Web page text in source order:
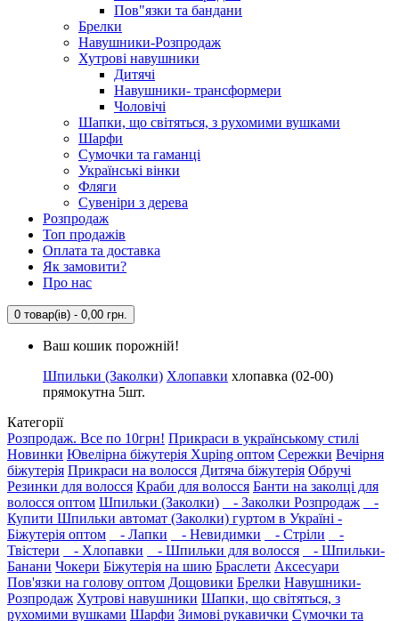
Пов"язки та бандани
Брелки
Навушники-Розпродаж
Хутрові навушники
Дитячі
Навушники- трансформери
Чоловічі
Шапки, що світяться, з рухомими вушками
Шарфи
Сумочки та гаманці
Українські вінки
Фляги
Сувеніри з дерева
Розпродаж
Топ продажів
Оплата та доставка
Як замовити?
Про нас
0 товар(ів) - 0,00 грн.
Ваш кошик порожній!
Шпильки (Заколки) Хлопавки хлопавка (02-00)
прямокутна 5шт.
Категорії
Розпродаж. Все по 10грн! Прикраси в українському стилі
Новинки Ювелірна біжутерія Xuping оптом Сережки Вечірня
біжутерія Прикраси на волосся Дитяча біжутерія Обручі
Резинки для волосся Краби для волосся Банти на заколці для
волосся оптом Шпильки (Заколки) - Заколки Розпродаж
-
Купити Шпильки автомат (Заколки) гуртом в Україні -
Біжутерія оптом
- Лапки - Невидимки - Стріли
-
Твістери
- Хлопавки - Шпильки для волосся
- Шпильки-
Банани Чокери Біжутерія на шию Браслети Аксесуари
Пов'язки на голову оптом Дощовики Брелки Навушники-
Розпродаж Хутрові навушники Шапки, що світяться, з
рухомими вушками Шарфи Зимові рукавички Сумочки та